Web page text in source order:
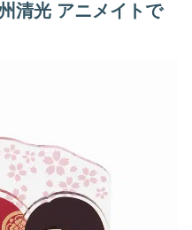
清光 アニメイトで